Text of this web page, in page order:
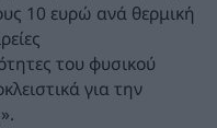
10 ευρώ ανά θερμική
του φυσικού
για την